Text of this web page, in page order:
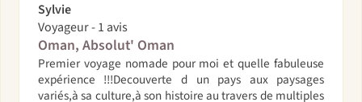
Sylvie
Voyageur - 1 avis
Oman, Absolut' Oman
Premier voyage nomade pour moi et quelle fabuleuse
expérience !!!Decouverte d un pays aux paysages
variés,à sa culture,à son histoire au travers de multiples